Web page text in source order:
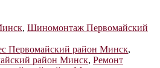
, Шиномонтаж Первомайский
Первомайский район Минск,
район Минск, Ремонт